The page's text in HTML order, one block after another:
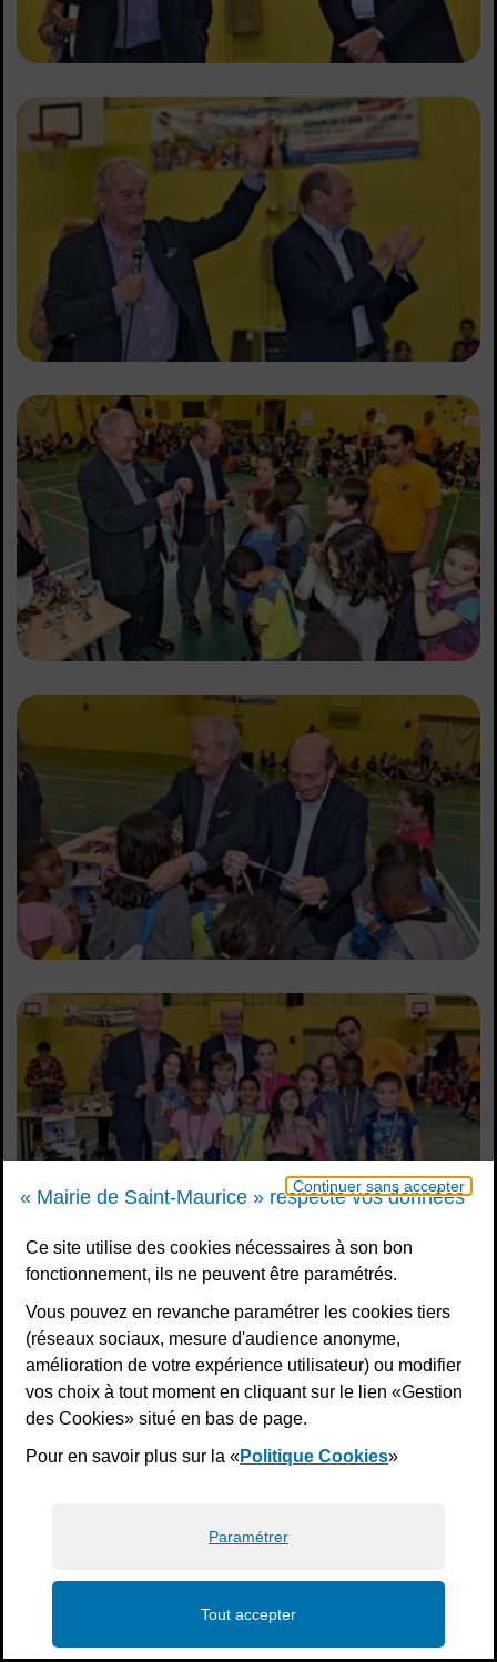
Continuer sans accepter
« Mairie de Saint-Maurice » respecte vos données
Ce site utilise des cookies nécessaires à son bon
fonctionnement, ils ne peuvent être paramétrés.
Vous pouvez en revanche paramétrer les cookies tiers
(réseaux sociaux, mesure d'audience anonyme,
amélioration de votre expérience utilisateur) ou modifier
vos choix à tout moment en cliquant sur le lien «Gestion
des Cookies» situé en bas de page.
Pour en savoir plus sur la «Politique Cookies»
Paramétrer
Tout accepter